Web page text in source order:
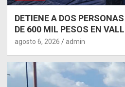
DETIENE A DOS
DE 600 MIL PESOS EN
agosto 6, 2026 admin